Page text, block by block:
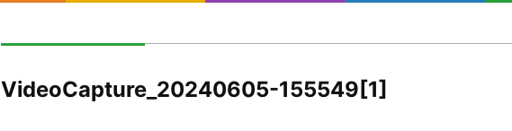
VideoCapture_20240605-155549[1]